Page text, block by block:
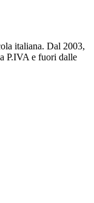
italiana. Dal 2003,
P.IVA e fuori dalle